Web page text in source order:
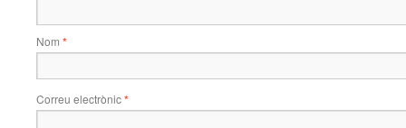
Nom *
Correu electrònic*